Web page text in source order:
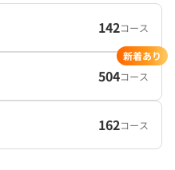
142コース
504コース
新着あり
162コース